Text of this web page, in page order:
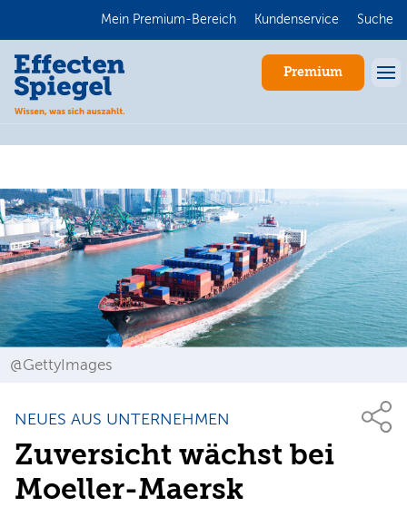
Mein Premium-Bereich Kundenservice Suche
Premium
@GettyImages
NEUES AUS UNTERNEHMEN
Zuversicht wächst bei
Moeller-Maersk
Anmelden